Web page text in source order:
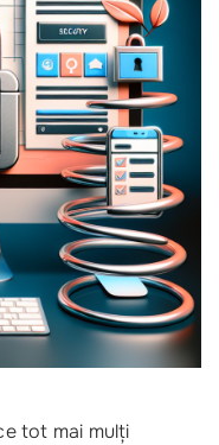
tot mai mulți